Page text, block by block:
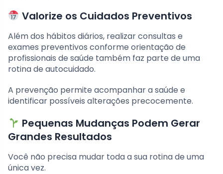
Valorize os Cuidados Preventivos
Além dos hábitos diários, realizar consultas e
exames preventivos conforme orientação de
profissionais de saúde também faz parte de uma
rotina de autocuidado.
A prevenção permite acompanhar a saúde e
identificar possíveis alterações precocemente.
Pequenas Mudanças Podem Gerar
Grandes Resultados
Você não precisa mudar toda a sua rotina de uma
única vez.